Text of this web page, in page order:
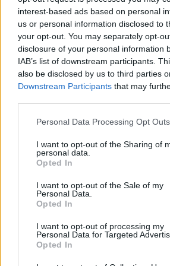
interest-based ads based on personal
us or personal information disclosed to
your opt-out. You may separately opt-
disclosure of your personal information
IAB’s list of downstream participants.
also be disclosed by us to third parties
Downstream Participants that may
Personal Data Processing Opt Outs
I want to opt-out of the Sharing of
personal data.
Opted In
I want to opt-out of the Sale of my
Personal Data.
Opted In
I want to opt-out of processing my
Personal Data for Targeted
Opted In
spontanee è un provvedimento vitale.
protezione meccanica dei frutteti da
questo provvedimento serve a preservare
La disposizione, temporanea, è indicata
di pero Abate fetel, Angelys, Conference,
Le attività di ricerca e sperimentazione
sola difesa con prodotti fitosanitari non
pero suscettibili alla malattia, per le quali
agronomiche preventive di sanificazione
Per prevenire le infezioni era stata